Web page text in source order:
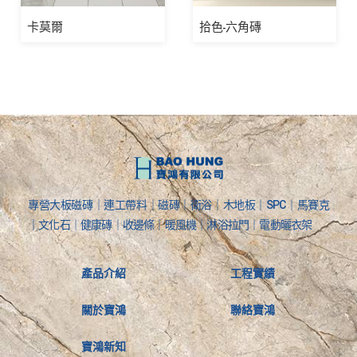
卡莫爾 拾色-六角磚
專營大板磁磚｜連工帶料｜磁磚｜衛浴｜木地板｜SPC｜馬賽克
｜文化石｜健康磚｜收邊條｜暖風機｜淋浴拉門｜電動曬衣架
產品介紹
關於寶鴻
寶鴻新知
工程實績
聯絡寶鴻